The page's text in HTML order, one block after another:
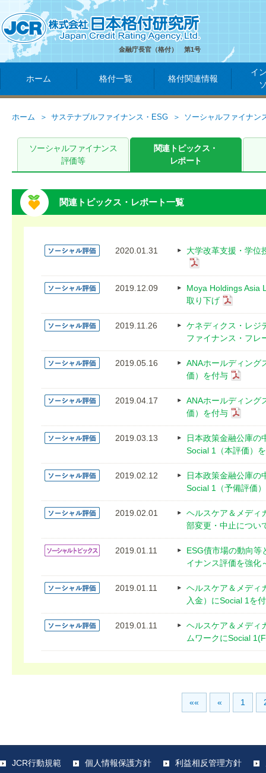
金融庁長官（格付） 第1号
ホーム 格付一覧 格付関連情報
イ
ホーム サステナブルファイナンス・ESG ソーシャルファイナン
ソーシャルファイナンス
評価等
関連トピックス・
レポート
関連トピックス・レポート一覧
2020.01.31 大学改革支援・学位
2019.12.09
Moya Holdings Asia
取り下げ
2019.11.26
ケネディクス・レジ
ファイナンス・フレ
2019.05.16
ANAホールディング
価）を付与
2019.04.17
ANAホールディング
価）を付与
2019.03.13
日本政策金融公庫の
Social 1（本評価）
2019.02.12
日本政策金融公庫の
Social 1（予備評価
2019.02.01
ヘルスケア＆メディ
部変更・中止につい
2019.01.11
ESG債市場の動向等
イナンス評価を強化
2019.01.11
ヘルスケア＆メディ
入金）にSocial 1を
2019.01.11
ヘルスケア＆メディ
ムワークにSocial
«« « 1
JCR行動規範 個人情報保護方針 利益相反管理方針